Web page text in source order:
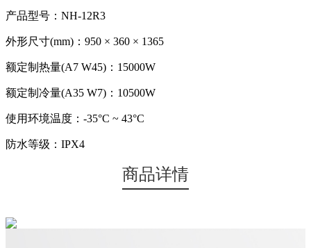
产品型号：NH-12R3
外形尺寸(mm)：950 × 360 × 1365
额定制热量(A7 W45)：15000W
额定制冷量(A35 W7)：10500W
使用环境温度：-35°C ~ 43°C
防水等级：IPX4
商品详情